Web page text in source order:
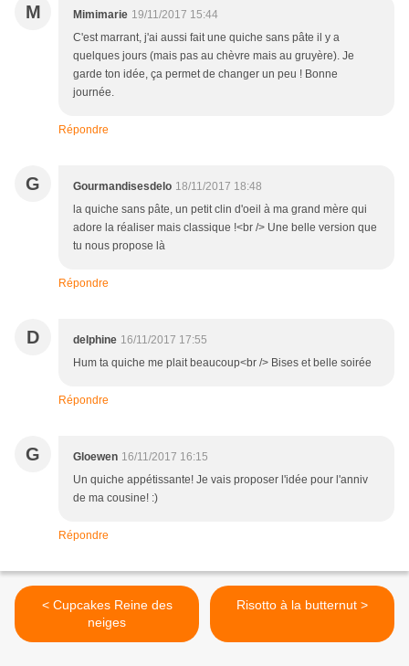
M Mimimarie 19/11/2017 15:44
C'est marrant, j'ai aussi fait une quiche sans pâte il y a
quelques jours (mais pas au chèvre mais au gruyère). Je
garde ton idée, ça permet de changer un peu ! Bonne
journée.
Répondre
G Gourmandisesdelo 18/11/2017 18:48
la quiche sans pâte, un petit clin d'oeil à ma grand mère qui
adore la réaliser mais classique !<br /> Une belle version que
tu nous propose là
Répondre
D delphine 16/11/2017 17:55
Hum ta quiche me plait beaucoup<br /> Bises et belle soirée
Répondre
G Gloewen 16/11/2017 16:15
Un quiche appétissante! Je vais proposer l'idée pour l'anniv
de ma cousine! :)
Répondre
< Cupcakes Reine des
neiges
Risotto à la butternut >